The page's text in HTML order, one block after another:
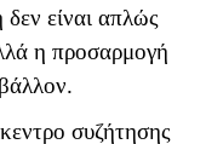
είναι απλώς
η προσαρμογή
συζήτησης